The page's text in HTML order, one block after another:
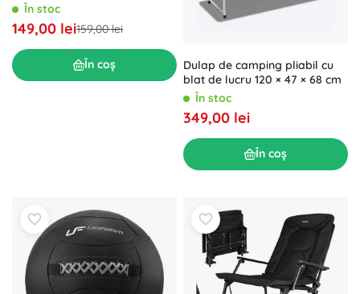
În stoc
149,00 lei159,00 lei
În coș
Dulap de camping pliabil cu
blat de lucru 120 × 47 × 68 cm
În stoc
349,00 lei
În coș